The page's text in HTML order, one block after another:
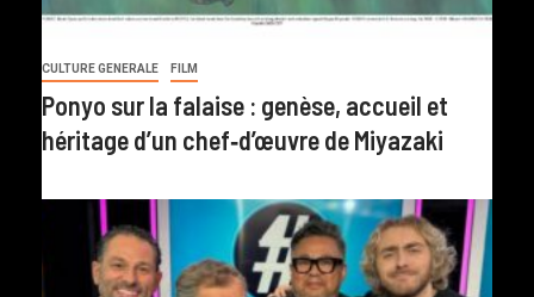
CULTURE GENERALE FILM
Ponyo sur la falaise : genèse, accueil et
héritage d’un chef‑d’œuvre de Miyazaki